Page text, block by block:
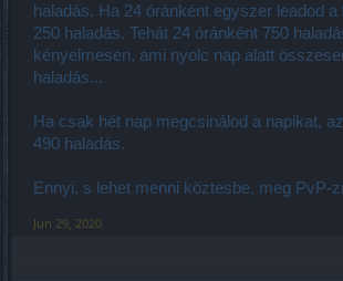
haladás. Ha 24 óránként egyszer leadod
250 haladás. Tehát 24 óránként 750
kényelmesen, ami nyolc nap alatt
haladás...
Ha csak hét nap megcsinálod a napikat,
490 haladás.
Ennyi, s lehet menni köztesbe, meg PvP-
Jun 29, 2020